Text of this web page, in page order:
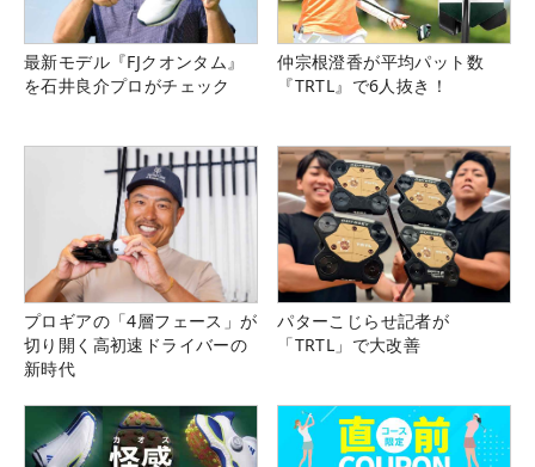
最新モデル『FJクオンタム』
を石井良介プロがチェック
仲宗根澄香が平均パット数
『TRTL』で6人抜き！
プロギアの「4層フェース」が
切り開く高初速ドライバーの
新時代
パターこじらせ記者が
「TRTL」で大改善